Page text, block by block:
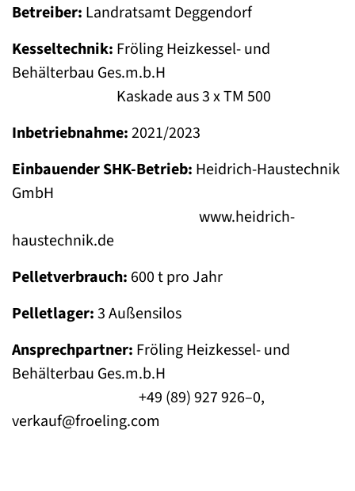
Betreiber: Landratsamt Deggendorf
Kesseltechnik: Fröling Heizkessel- und
Behälterbau Ges.m.b.H
Kaskade aus 3 x TM 500
Inbetriebnahme:2021/2023
Einbauender SHK-Betrieb: Heidrich-Haustechnik
GmbH
www.heidrich-
haustechnik.de
Pelletverbrauch: 600 t pro Jahr
Pelletlager:3 Außensilos
Ansprechpartner: Fröling Heizkessel- und
Behälterbau Ges.m.b.H
+49 (89) 927 926–0,
verkauf@froeling.com